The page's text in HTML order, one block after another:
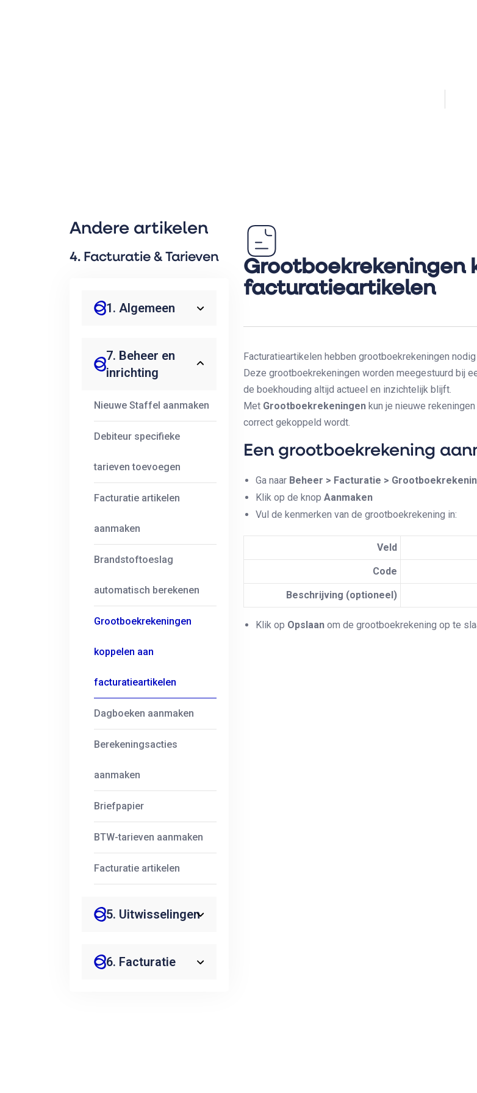
Andere artikelen
4. Facturatie & Tarieven
1. Algemeen
7. Beheer en
inrichting
Nieuwe Staffel aanmaken
Debiteur specifieke
tarieven toevoegen
Facturatie artikelen
aanmaken
Brandstoftoeslag
automatisch berekenen
Grootboekrekeningen
koppelen aan
facturatieartikelen
Dagboeken aanmaken
Berekeningsacties
aanmaken
Briefpapier
BTW-tarieven aanmaken
Facturatie artikelen
5. Uitwisselingen
6. Facturatie
Grootboekrekeningen
facturatieartikelen
Facturatieartikelen hebben grootboekrekeningen
Deze grootboekrekeningen worden meegestuurd bij
de boekhouding altijd actueel en inzichtelijk blijft.
Met Grootboekrekeningen kun je nieuwe
correct gekoppeld wordt.
Een grootboekrekening
Ga naar Beheer > Facturatie >
Klik op de knop Aanmaken
Vul de kenmerken van de grootboekrekening in:
Veld
Code
Beschrijving (optioneel)
Klik op Opslaan om de grootboekrekening op te